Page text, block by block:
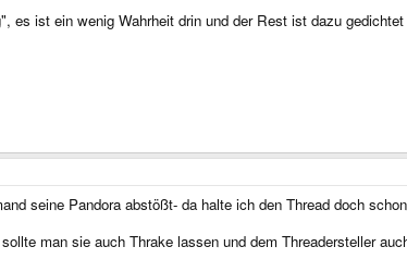
es ist ein wenig Wahrheit drin und der Rest ist dazu
seine Pandora abstößt- da halte ich den Thread doch
man sie auch Thrake lassen und dem Threadersteller